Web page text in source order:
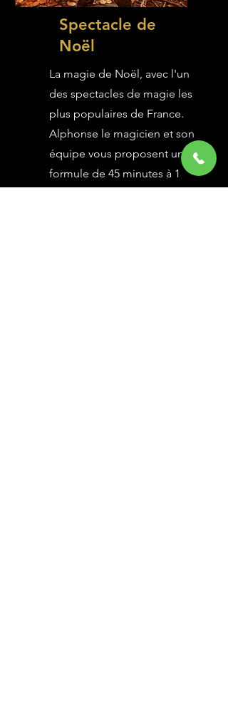
Spectacle de
Noël
La magie de Noël, avec l'un
des spectacles de magie les
plus populaires de France.
Alphonse le magicien et son
équipe vous proposent une
formule de 45 minutes à 1